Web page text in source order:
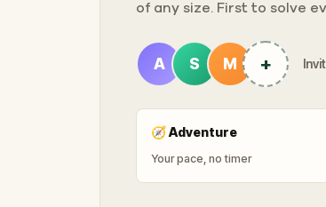
of any size. First to solve
A S M +
🧭Adventure
Your pace, no timer